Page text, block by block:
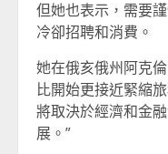
但她也表示，需要
冷卻招聘和消費。
她在俄亥俄州阿克
比開始更接近緊縮
將取決於經濟和金
展。”